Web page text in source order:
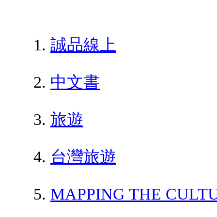
誠品線上
中文書
旅遊
台灣旅遊
MAPPING THE